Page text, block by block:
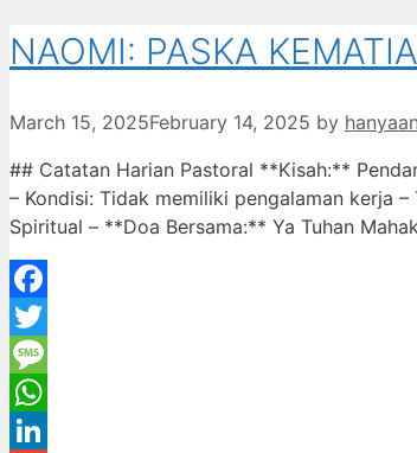
NAOMI: PASKA
March 15, 2025February 14, 2025 by
## Catatan Harian Pastoral **Kisah:**
– Kondisi: Tidak memiliki pengalaman kerja
Spiritual – **Doa Bersama:** Ya Tuhan
Facebook
Twitter
Message
WhatsApp